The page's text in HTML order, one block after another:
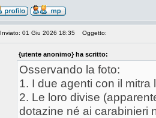
Inviato: 01 Giu 2026 18:35 Oggetto:
{utente anonimo} ha scritto:
Osservando la foto:
1. I due agenti con il
2. Le loro divise
dotazine né ai carabinieri